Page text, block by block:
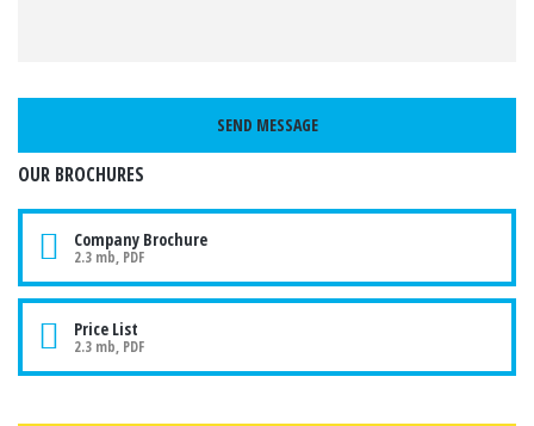
OUR BROCHURES
Company Brochure
2.3 mb, PDF
Price List
2.3 mb, PDF